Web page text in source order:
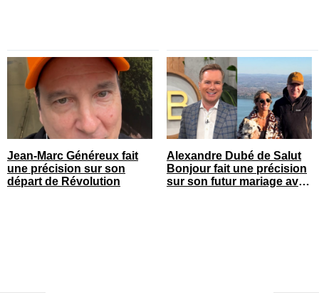
Jean-Marc Généreux fait
une précision sur son
départ de Révolution
Alexandre Dubé de Salut
Bonjour fait une précision
sur son futur mariage avec